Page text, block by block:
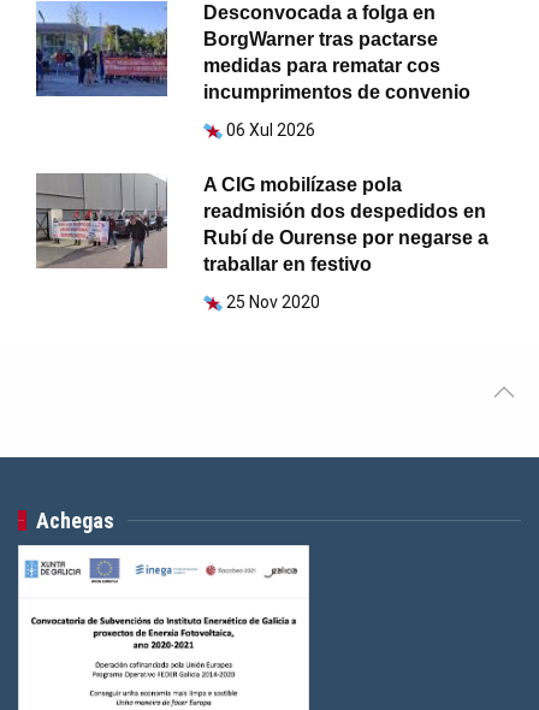
Desconvocada a folga en
BorgWarner tras pactarse
medidas para rematar cos
incumprimentos de convenio
06 Xul 2026
A CIG mobilízase pola
readmisión dos despedidos en
Rubí de Ourense por negarse a
traballar en festivo
25 Nov 2020
Achegas